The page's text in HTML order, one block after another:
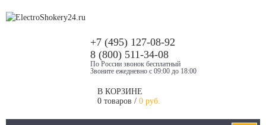
+7 (495) 127-08-92
8 (800) 511-34-08
По России звонок бесплатный
Звоните ежедневно с 09:00 до 18:00
В КОРЗИНЕ
0 товаров / 0 руб.